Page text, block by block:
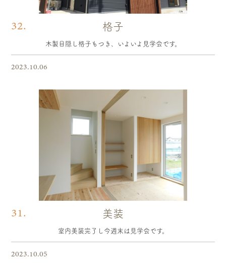
32. 格子
木製目隠し格子もつき、いよいよ見学会です。
2023.10.06
31. 美装
室内美装完了し今週末は見学会です。
2023.10.05